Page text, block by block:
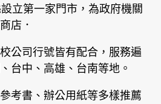
立第一家門市，為政府機關
店．
公司行號皆有配合，服務遍
台中、高雄、台南等地。
考書、辦公用紙等多樣推薦